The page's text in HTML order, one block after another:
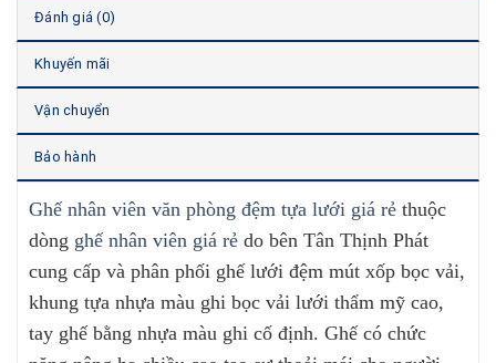
Đánh giá (0)
Khuyến mãi
Vận chuyển
Bảo hành
Ghế nhân viên văn phòng đệm tựa lưới giá rẻ thuộc
dòng ghế nhân viên giá rẻ do bên Tân Thịnh Phát
cung cấp và phân phối ghế lưới đệm mút xốp bọc vải,
khung tựa nhựa màu ghi bọc vải lưới thẩm mỹ cao,
tay ghế bằng nhựa màu ghi cố định. Ghế có chức